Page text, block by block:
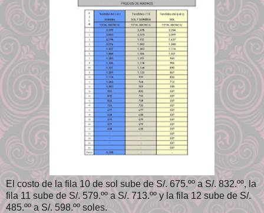
El costo de la fila 10 de sol sube de S/. 675.ºº a S/. 832.ºº, la
fila 11 sube de S/. 579.ºº a S/. 713.ºº y la fila 12 sube de S/.
485.ºº a S/. 598.ºº soles.